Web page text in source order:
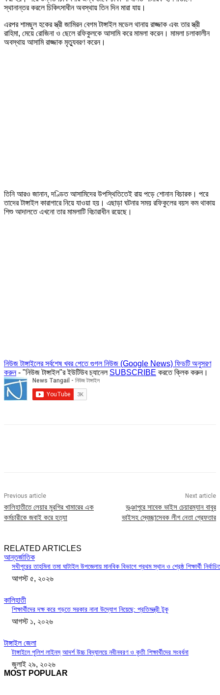
স্থানান্তর করলে চিকিৎসাধীন অবস্থায় তিন দিন মারা যায়।
এরপর শামছুল হকের স্ত্রী জামিরন বেগম টাঙ্গাইল মডেল থানায় রাজ্জাক এবং তার স্ত্রী
রাহিমা, মেয়ে রোজিনা ও ছেলে রফিকুলকে আসামি করে মামলা করেন। মামলা চলাকালীন
অবস্থায় আসামি রাজ্জাক মৃত্যুবরণ করেন।
তিনি আরও জানান, দণ্ডিত আসামিদের উপস্থিতিতেই রায় পড়ে শোনান বিচারক। পরে
তাদের টাঙ্গাইল কারাগারে নিয়ে যাওয়া হয়। এছাড়া ঘটনার সময় রফিকুলের বয়স কম থাকায়
শিশু আদালতে এখনো তার মামলাটি বিচারাধীন রয়েছে।
নিউজ টাঙ্গাইলের সর্বশেষ খবর পেতে গুগল নিউজ (Google News) ফিডটি অনুসরণ
করুন- "নিউজ টাঙ্গাইল"র ইউটিউব চ্যানেল SUBSCRIBE করতে ক্লিক করুন।
Previous article
কালিহাতীতে লেয়ার মুরগির খামারের এক
কর্মচারীকে জবাই করে হত্যা
Next article
ভূঞাপুরে সাবেক ভাইস চেয়ারম্যান বাবুর
ভাইসহ স্বেচ্ছাসেবক লীগ নেতা গ্রেফতার
RELATED ARTICLES
আন্তর্জাতিক
সখীপুরের তাহমিনা তমা ঘাটাইল উপজেলায় মানবিক বিভাগে প্রথম স্থান ও শ্রেষ্ঠ শিক্ষার্থী
আগস্ট ৫, ২০২৬
কালিহাতী
শিক্ষার্থীদের দক্ষ করে গড়তে সরকার নানা উদ্যোগ নিয়েছে: প্রতিমন্ত্রী টুকু
আগস্ট ১, ২০২৬
টাঙ্গাইল জেলা
টাঙ্গাইলে পুলিশ লাইনস্ আদর্শ উচ্চ বিদ্যালয়ে নবীনবরণ ও কৃতী শিক্ষার্থীদের সংবর্ধনা
জুলাই ২৯, ২০২৬
MOST POPULAR